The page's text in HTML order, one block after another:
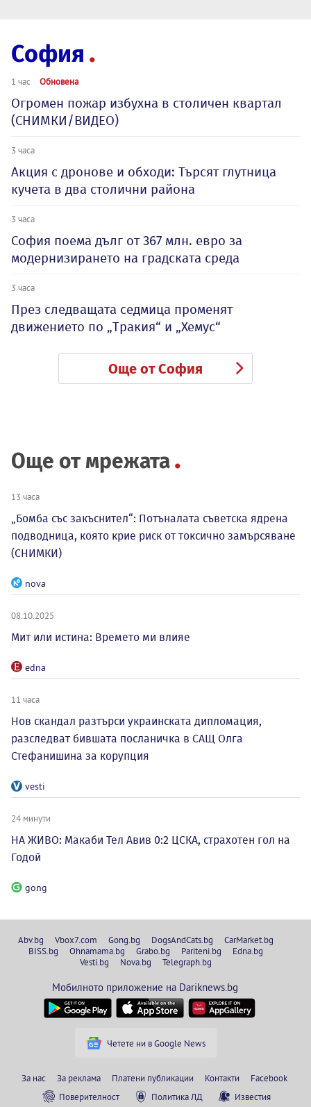
София
1 час Обновена
Огромен пожар избухна в столичен квартал
(СНИМКИ/ВИДЕО)
3 часа
Акция с дронове и обходи: Търсят глутница
кучета в два столични района
3 часа
София поема дълг от 367 млн. евро за
модернизирането на градската среда
3 часа
През следващата седмица променят
движението по „Тракия“ и „Хемус“
Още от София
Още от мрежата
13 часа
„Бомба със закъснител“: Потъналата съветска ядрена
подводница, която крие риск от токсично замърсяване
(СНИМКИ)
nova
08.10.2025
Мит или истина: Времето ми влияе
edna
11 часа
Нов скандал разтърси украинската дипломация,
разследват бившата посланичка в САЩ Олга
Стефанишина за корупция
vesti
24 минути
НА ЖИВО: Макаби Тел Авив 0:2 ЦСКА, страхотен гол на
Годой
gong
Abv.bg Vbox7.com Gong.bg DogsAndCats.bg
CarMarket.bg
BISS.bg
Ohnamama.bg Grabo.bg Pariteni.bg
Edna.bg
Vesti.bg
Nova.bg Telegraph.bg
Мобилното приложение на Dariknews.bg
Четете ни в Google News
За нас За реклама Платени публикации Контакти
Facebook
Поверителност
Политика ЛД Известия